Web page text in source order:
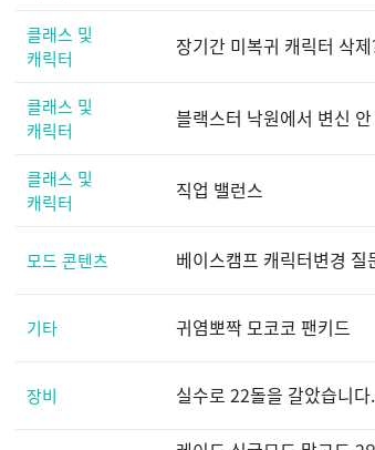
클래스 및
캐릭터
장기간 미복귀 캐릭터 삭제
클래스 및
캐릭터
블랙스터 낙원에서 변신 안
클래스 및
캐릭터
직업 밸런스
모드 콘텐츠 베이스캠프 캐릭터변경 질
기타 귀염뽀짝 모코코 팬키드
장비 실수로 22돌을 갈았습니다.